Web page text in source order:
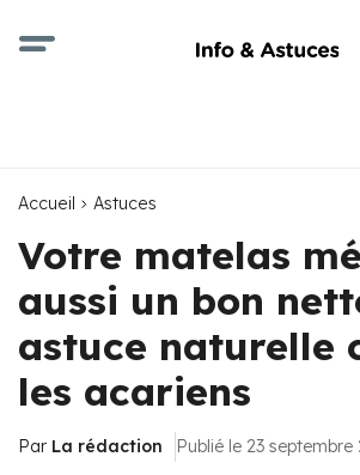
Accueil Astuces
Votre matelas
aussi un bon
astuce naturelle
les acariens
Par La rédaction Publié le 23 septembre